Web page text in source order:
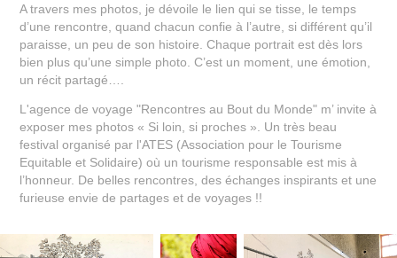
A travers mes photos, je dévoile le lien qui se tisse, le temps
d’une rencontre, quand chacun confie à l’autre, si différent qu’il
paraisse, un peu de son histoire. Chaque portrait est dès lors
bien plus qu’une simple photo. C’est un moment, une émotion,
un récit partagé….
L'agence de voyage "Rencontres au Bout du Monde" m’ invite à
exposer mes photos « Si loin, si proches ». Un très beau
festival organisé par l'ATES (Association pour le Tourisme
Equitable et Solidaire) où un tourisme responsable est mis à
l’honneur. De belles rencontres, des échanges inspirants et une
furieuse envie de partages et de voyages !!